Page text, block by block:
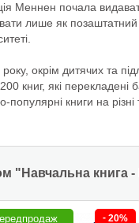
Меннен почала
лише як позаштатний
окрім дитячих та
книг, які перекладені
популярні книги на різні
"Навчальна книга
- 20%